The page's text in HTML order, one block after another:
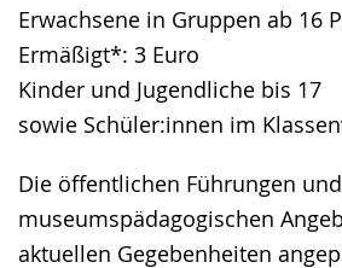
Erwachsene in Gruppen ab 16
Ermäßigt*: 3 Euro
Kinder und Jugendliche bis 17
sowie Schüler:innen im
Die öffentlichen Führungen und
museumspädagogischen
aktuellen Gegebenheiten